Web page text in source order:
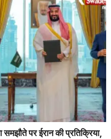
पर ईरान की प्रतिक्रिया,